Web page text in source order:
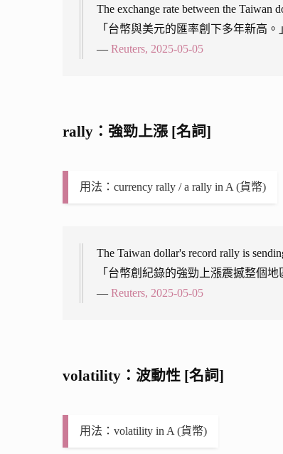
The exchange rate between the Taiwan
「台幣與美元的匯率創下多年新高。
— Reuters, 2025-05-05
rally：強勁上漲 [名詞]
用法：currency rally / a rally in A (貨幣)
The Taiwan dollar's record rally is
「台幣創紀錄的強勁上漲震撼整個地
— Reuters, 2025-05-05
volatility：波動性 [名詞]
用法：volatility in A (貨幣)